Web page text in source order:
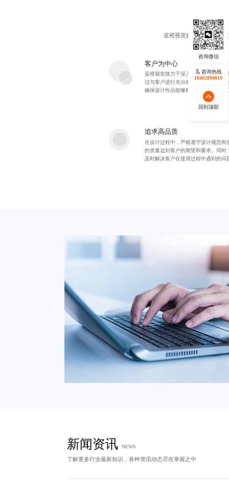
蓝橙视觉始终以客户为中
客户为中心
蓝橙视觉致力于深入了解企业文化、
过与客户进行充分的沟通和交流，准
确保设计作品能够精准传达客户的核
追求高品质
在设计过程中，严格遵守设计规范和
的质量达到客户的期望和要求。同时
及时解决客户在使用过程中遇到的问
新闻资讯 NEWS
了解更多行业最新知识，各种资讯动态尽在掌握之中
咨询热线
17723342546
回到顶部
咨询热线
18402890810
回到顶部